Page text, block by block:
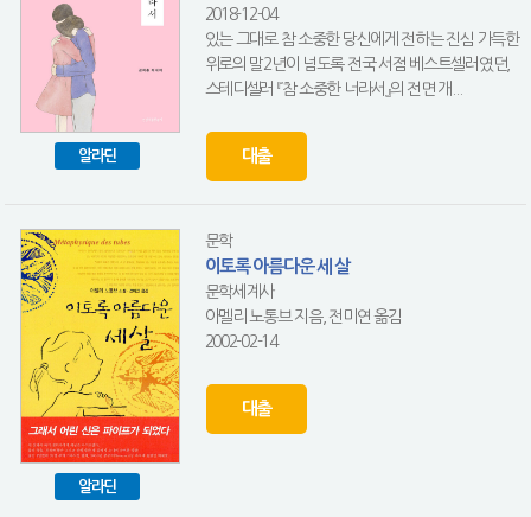
알라딘
2018-12-04
있는 그대로 참 소중한 당신에게 전하는 진심 가득한
위로의 말2년이 넘도록 전국 서점 베스트셀러였던,
스테디셀러 『참 소중한 너라서』의 전면 개...
대출
알라딘
문학
이토록 아름다운 세 살
문학세계사
아멜리 노통브 지음, 전미연 옮김
2002-02-14
대출